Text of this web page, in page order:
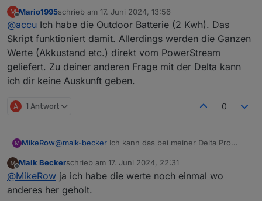
jemand mal paar Erfarhungsberichte posten zum Gerät
und vorallem in Verbindung mit dem Skript. Erkennt das
Skript die neue EF 2KWH Outdoorbatterie? wie läuft das
dann wenn man schon eine delta mit PS im einsatz hat.
Kann das skript beide PS steuern vorallem dann auch
beim Einspeisen?
M Mario1995schrieb am 17. Juni 2024, 13:56
zuletzt editiert von
@accu Ich habe die Outdoor Batterie (2 Kwh). Das
Skript funktioniert damit. Allerdings werden die Ganzen
Werte (Akkustand etc.) direkt vom PowerStream
geliefert. Zu deiner anderen Frage mit der Delta kann
ich dir keine Auskunft geben.
A 1 Antwort 0
M MikeRow@maik-becker Ich kann das bei meiner Delta Pro
Offline
Maik Beckerschrieb am 17. Juni 2024, 22:31
zuletzt editiert von
@MikeRow ja ich habe die werte noch einmal wo
anderes her geholt.